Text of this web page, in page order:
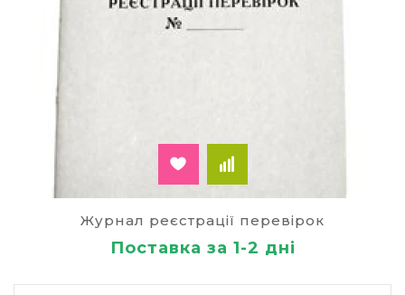
Журнал реєстрації перевірок
Поставка за 1-2 дні